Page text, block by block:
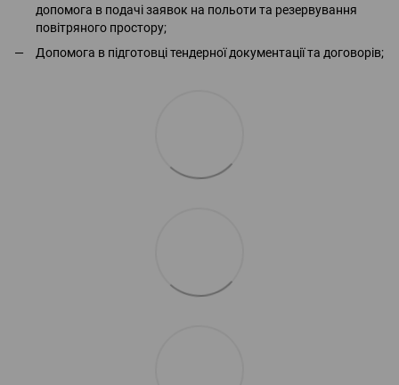
допомога в подачі заявок на польоти та резервування
повітряного простору;
Допомога в підготовці тендерної документації та договорів;